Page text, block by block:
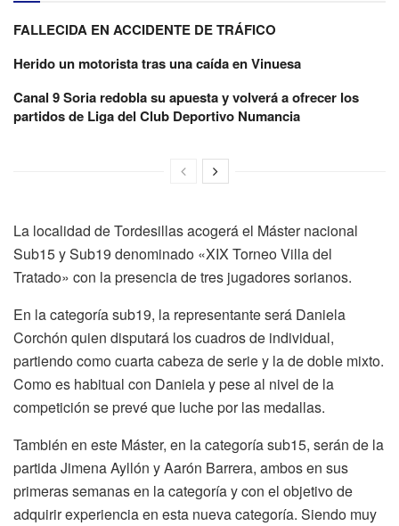
FALLECIDA EN ACCIDENTE DE TRÁFICO
Herido un motorista tras una caída en Vinuesa
Canal 9 Soria redobla su apuesta y volverá a ofrecer los
partidos de Liga del Club Deportivo Numancia
La localidad de Tordesillas acogerá el Máster nacional
Sub15 y Sub19 denominado «XIX Torneo Villa del
Tratado» con la presencia de tres jugadores sorianos.
En la categoría sub19, la representante será Daniela
Corchón quien disputará los cuadros de individual,
partiendo como cuarta cabeza de serie y la de doble mixto.
Como es habitual con Daniela y pese al nivel de la
competición se prevé que luche por las medallas.
También en este Máster, en la categoría sub15, serán de la
partida Jimena Ayllón y Aarón Barrera, ambos en sus
primeras semanas en la categoría y con el objetivo de
adquirir experiencia en esta nueva categoría. Siendo muy